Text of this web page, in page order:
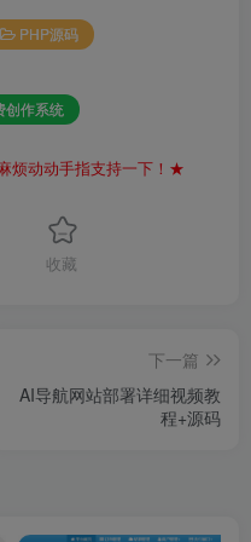
PHP源码
创作系统
烦动动手指支持一下！★
收藏
下一篇
AI导航网站部署详细视频教
程+源码